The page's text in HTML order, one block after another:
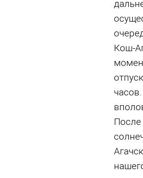
Кош-
После